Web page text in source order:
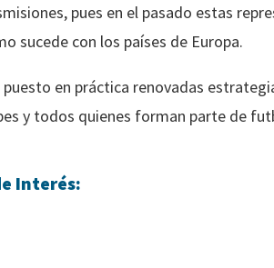
pues en el pasado estas
sucede con los países de Europa.
en práctica renovadas
y todos quienes forman parte de
Interés: